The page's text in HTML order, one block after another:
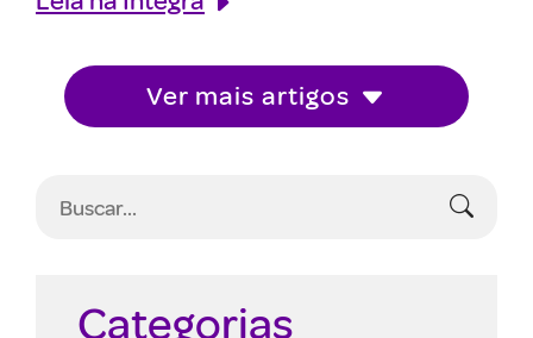
Ver mais artigos
Categorias